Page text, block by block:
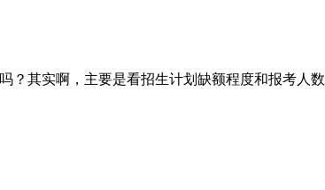
其实啊，主要是看招生计划缺额程度和报考人